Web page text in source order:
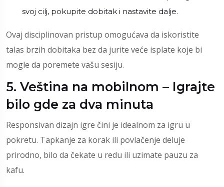
svoj cilj, pokupite dobitak i nastavite dalje.
Ovaj disciplinovan pristup omogućava da iskoristite
talas brzih dobitaka bez da jurite veće isplate koje bi
mogle da poremete vašu sesiju.
5. Veština na mobilnom – Igrajte
bilo gde za dva minuta
Responsivan dizajn igre čini je idealnom za igru u
pokretu. Tapkanje za korak ili povlačenje deluje
prirodno, bilo da čekate u redu ili uzimate pauzu za
kafu.